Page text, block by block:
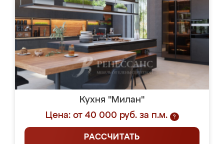
Кухня "Милан"
Цена: от 40 000 руб. за п.м.
?
РАССЧИТАТЬ